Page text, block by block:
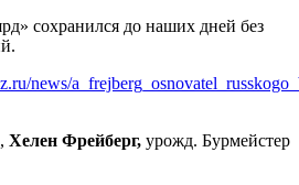
сохранился до наших дней без
news/
Хелен Фрейберг, урожд. Бурмейстер